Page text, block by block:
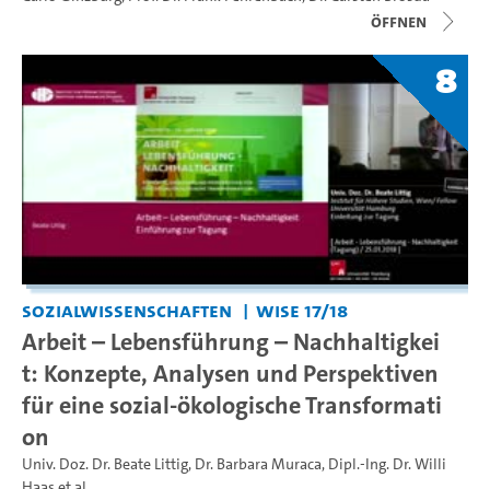
Öffnen
8
Sozialwissenschaften WiSe 17/18
Arbeit – Lebensführung – Nachhaltigkei
t: Konzepte, Analysen und Perspektiven
für eine sozial-ökologische Transformati
on
Univ. Doz. Dr. Beate Littig, Dr. Barbara Muraca, Dipl.-Ing. Dr. Willi